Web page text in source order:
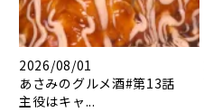
2026/08/01
あさみのグルメ酒#第13話
主役はキャ...